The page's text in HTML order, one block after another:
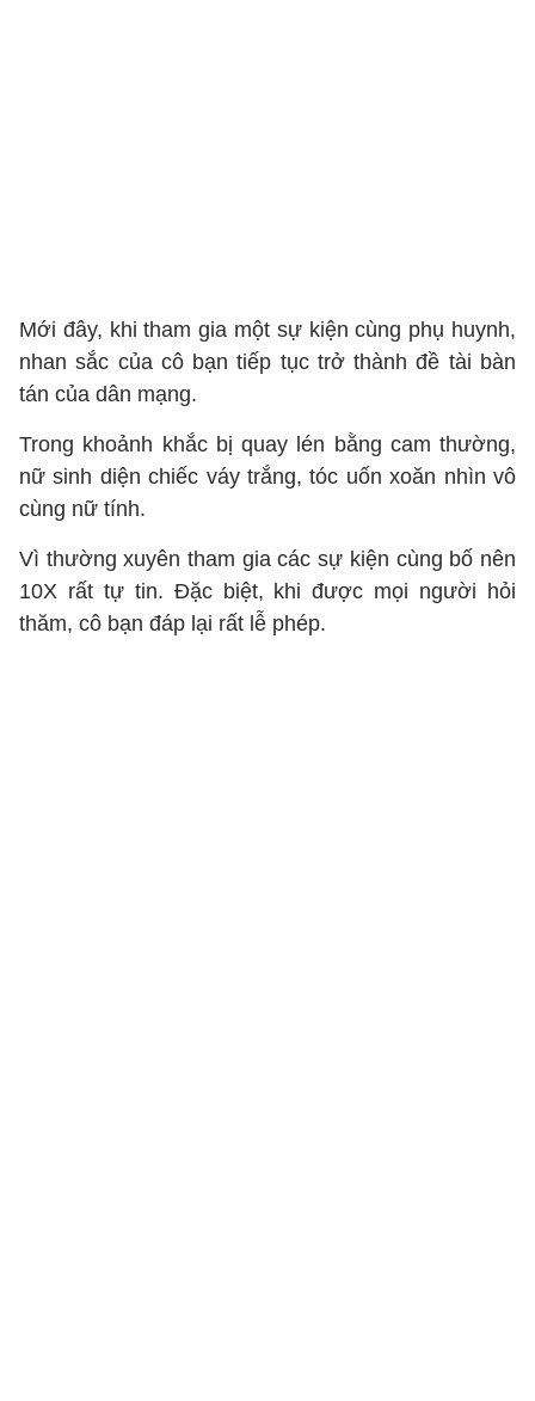
Mới đây, khi tham gia một sự kiện cùng phụ huynh,
nhan sắc của cô bạn tiếp tục trở thành đề tài bàn
tán của dân mạng.
Trong khoảnh khắc bị quay lén bằng cam thường,
nữ sinh diện chiếc váy trắng, tóc uốn xoăn nhìn vô
cùng nữ tính.
Vì thường xuyên tham gia các sự kiện cùng bố nên
10X rất tự tin. Đặc biệt, khi được mọi người hỏi
thăm, cô bạn đáp lại rất lễ phép.